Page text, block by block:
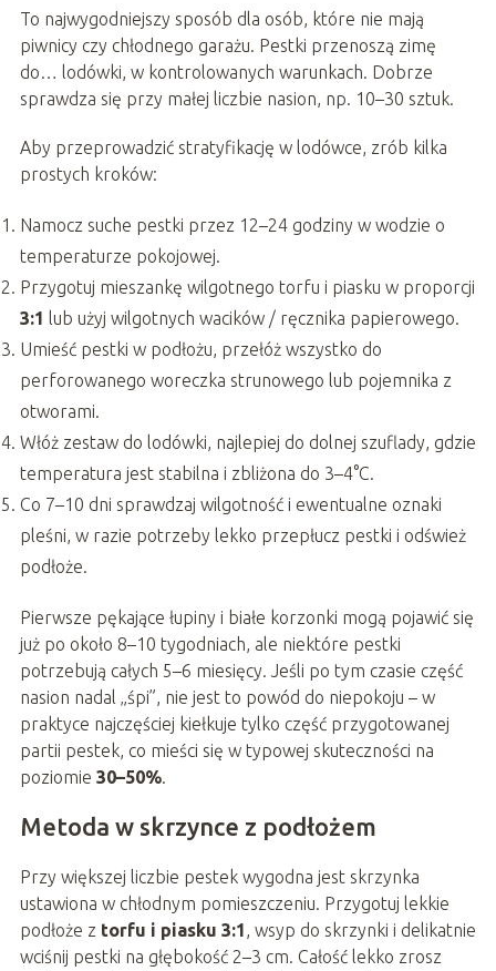
To najwygodniejszy sposób dla osób, które nie mają
piwnicy czy chłodnego garażu. Pestki przenoszą zimę
do… lodówki, w kontrolowanych warunkach. Dobrze
sprawdza się przy małej liczbie nasion, np. 10–30 sztuk.
Aby przeprowadzić stratyfikację w lodówce, zrób kilka
prostych kroków:
Namocz suche pestki przez 12–24 godziny w wodzie o
temperaturze pokojowej.
Przygotuj mieszankę wilgotnego torfu i piasku w proporcji
3:1 lub użyj wilgotnych wacików / ręcznika papierowego.
Umieść pestki w podłożu, przełóż wszystko do
perforowanego woreczka strunowego lub pojemnika z
otworami.
Włóż zestaw do lodówki, najlepiej do dolnej szuflady, gdzie
temperatura jest stabilna i zbliżona do 3–4°C.
Co 7–10 dni sprawdzaj wilgotność i ewentualne oznaki
pleśni, w razie potrzeby lekko przepłucz pestki i odśwież
podłoże.
Pierwsze pękające łupiny i białe korzonki mogą pojawić się
już po około 8–10 tygodniach, ale niektóre pestki
potrzebują całych 5–6 miesięcy. Jeśli po tym czasie część
nasion nadal „śpi”, nie jest to powód do niepokoju – w
praktyce najczęściej kiełkuje tylko część przygotowanej
partii pestek, co mieści się w typowej skuteczności na
poziomie 30–50%.
Metoda w skrzynce z podłożem
Przy większej liczbie pestek wygodna jest skrzynka
ustawiona w chłodnym pomieszczeniu. Przygotuj lekkie
podłoże z torfu i piasku 3:1, wsyp do skrzynki i delikatnie
wciśnij pestki na głębokość 2–3 cm. Całość lekko zrosz